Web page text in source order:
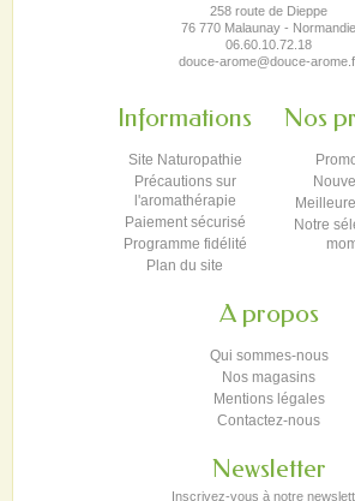
258 route de Dieppe
76 770 Malaunay - Normandie
06.60.10.72.18
douce-arome@douce-
Informations
Site Naturopathie
Précautions sur
l'aromathérapie
Paiement sécurisé
Programme fidélité
Plan du site
Nos
Notre
A propos
Qui sommes-nous
Nos magasins
Mentions légales
Contactez-nous
Newsletter
Inscrivez-vous à notre